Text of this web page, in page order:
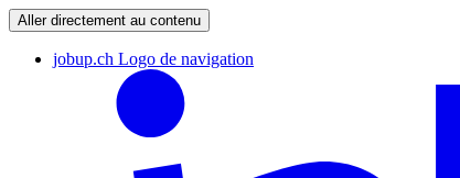
Aller directement au contenu
jobup.ch Logo de navigation